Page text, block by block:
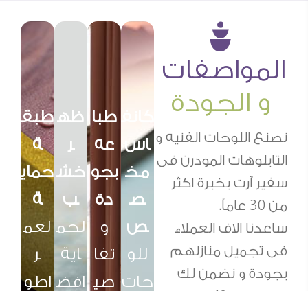
û
المواصفات
و الجودة
نصنع اللوحات الفنيه و
التابلوهات المودرن فى
سفير آرت بخبرة اكثر
من 30 عاماً.
ساعدنا الاف العملاء
فى تجميل منازلهم
بجودة و نضمن لك
اس
مخ
ص
ص
للو
حات
طبا
عه
بجو
دة
و
تفا
صي
ظه
ر
خش
ب
لحم
اية
افض
طبق
ة
حماي
ة
لعم
ر
اطو